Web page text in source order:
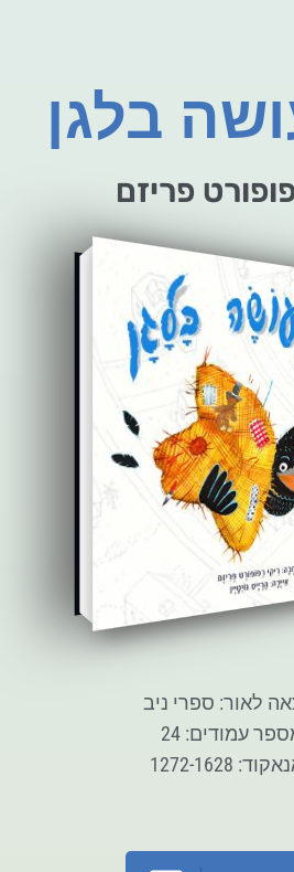
בלגן
פריזם
לאור: ספרי ניב
עמודים: 24
1272-1628